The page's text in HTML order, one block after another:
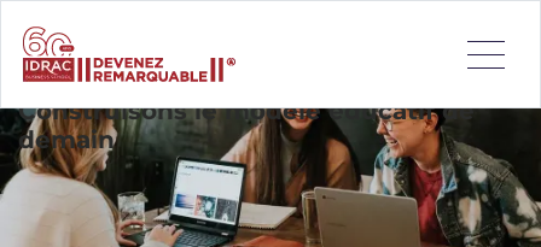
Construisons le modèle éducatif de
demain
Choisir une école, un partenaire de formation ou un futur